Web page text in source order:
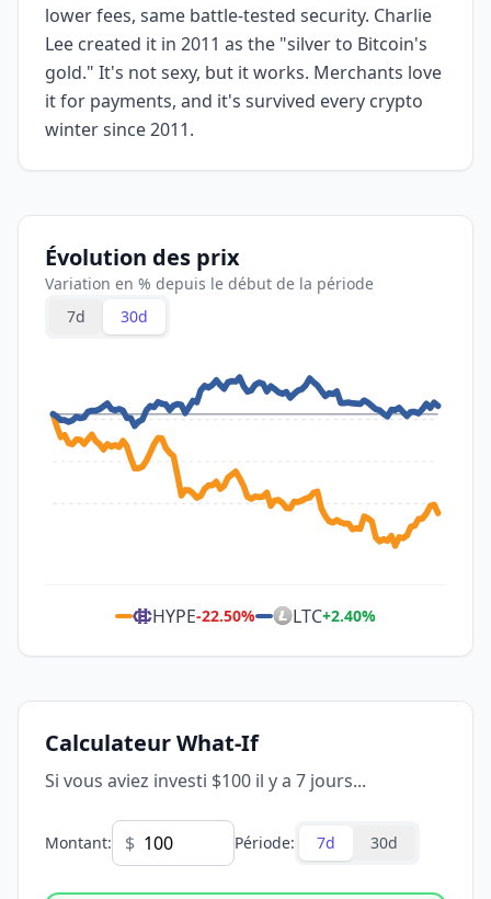
lower fees, same battle-tested security. Charlie
Lee created it in 2011 as the "silver to Bitcoin's
gold." It's not sexy, but it works. Merchants love
it for payments, and it's survived every crypto
winter since 2011.
Évolution des prix
Variation en % depuis le début de la période
7d
30d
HYPE-22.50% LTC+2.40%
Calculateur What-If
Si vous aviez investi $100 il y a 7 jours...
Montant: $ Période: 7d 30d